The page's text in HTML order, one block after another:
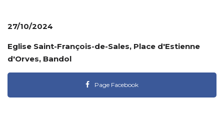
27/10/2024
Eglise Saint-François-de-Sales, Place d'Estienne
d'Orves, Bandol
Page Facebook